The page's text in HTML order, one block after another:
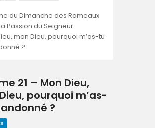
du Dimanche des Rameaux
Passion du Seigneur
mon Dieu, pourquoi m’as-tu
?
21 – Mon Dieu,
pourquoi m’as-
?